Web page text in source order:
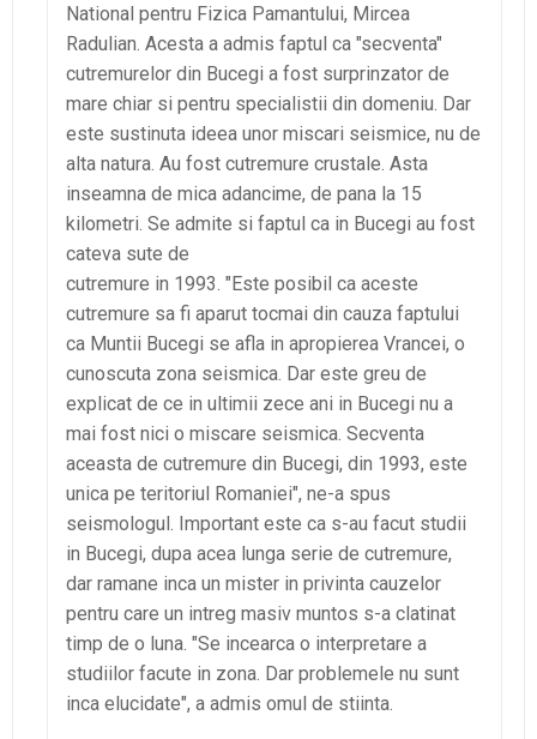
National pentru Fizica Pamantului, Mircea
Radulian. Acesta a admis faptul ca "secventa"
cutremurelor din Bucegi a fost surprinzator de
mare chiar si pentru specialistii din domeniu. Dar
este sustinuta ideea unor miscari seismice, nu de
alta natura. Au fost cutremure crustale. Asta
inseamna de mica adancime, de pana la 15
kilometri. Se admite si faptul ca in Bucegi au fost
cateva sute de
cutremure in 1993. "Este posibil ca aceste
cutremure sa fi aparut tocmai din cauza faptului
ca Muntii Bucegi se afla in apropierea Vrancei, o
cunoscuta zona seismica. Dar este greu de
explicat de ce in ultimii zece ani in Bucegi nu a
mai fost nici o miscare seismica. Secventa
aceasta de cutremure din Bucegi, din 1993, este
unica pe teritoriul Romaniei", ne-a spus
seismologul. Important este ca s-au facut studii
in Bucegi, dupa acea lunga serie de cutremure,
dar ramane inca un mister in privinta cauzelor
pentru care un intreg masiv muntos s-a clatinat
timp de o luna. "Se incearca o interpretare a
studiilor facute in zona. Dar problemele nu sunt
inca elucidate", a admis omul de stiinta.